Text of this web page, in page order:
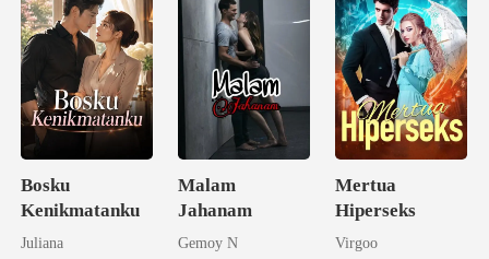
Bosku
Kenikmatanku
Juliana
Malam
Jahanam
Gemoy N
Mertua
Hiperseks
Virgoo